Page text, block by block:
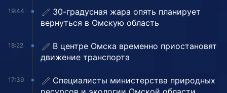
19:44
30-градусная жара опять планирует
вернуться в Омскую область
18:22
В центре Омска временно приостановят
движение транспорта
17:39
Специалисты министерства природных